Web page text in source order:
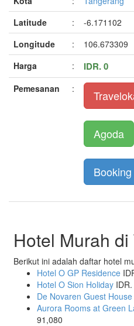
Latitude
:
-6.171102
Longitude
:
106.673309
Harga
: IDR. 0
Pemesanan :
Agoda
Booking
Hotel Murah
Berikut ini adalah daftar hotel
Hotel O GP Residence
Hotel O Sion Holiday
De Novaren Guest House
Aurora Rooms at Green
91,080